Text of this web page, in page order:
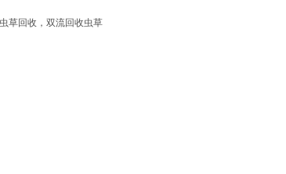
草回收，双流回收虫草